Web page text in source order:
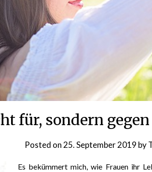
für, sondern
Posted on25. September 2019 by
Es bekümmert mich, wie Frauen ihr